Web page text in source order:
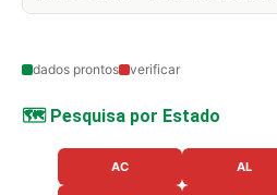
dados prontos verificar
🗺️ Pesquisa por Estado
AC AL